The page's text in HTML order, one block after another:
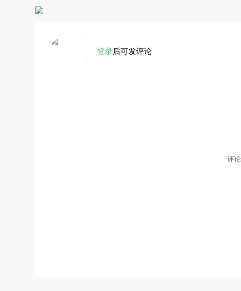
登录后可发评论
评